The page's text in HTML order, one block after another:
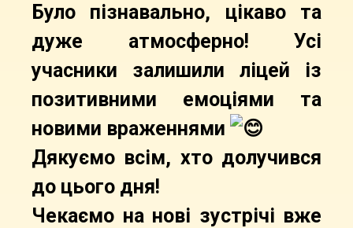
Було пізнавально, цікаво та
дуже атмосферно! Усі
учасники залишили ліцей із
позитивними емоціями та
новими враженнями
Дякуємо всім, хто долучився
до цього дня!
Чекаємо на нові зустрічі вже